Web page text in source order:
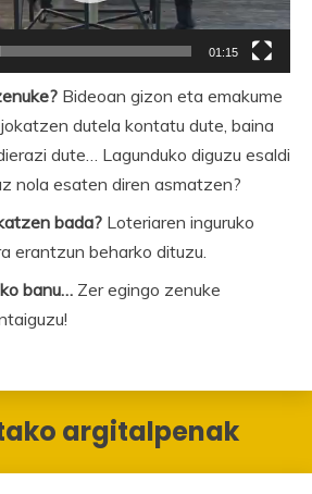
01:15
Bideoan gizon eta emakume
dutela kontatu dute, baina
dute… Lagunduko diguzu esaldi
nola esaten diren asmatzen?
bada? Loteriaren inguruko
erantzun beharko dituzu.
banu… Zer egingo zenuke
argitalpenak